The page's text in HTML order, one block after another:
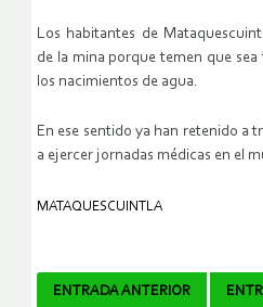
Los habitantes de
de la mina porque temen que
los nacimientos de agua.
En ese sentido ya han retenido a
a ejercer jornadas médicas en el
MATAQUESCUINTLA
Navegador
ENTRADA ANTERIOR